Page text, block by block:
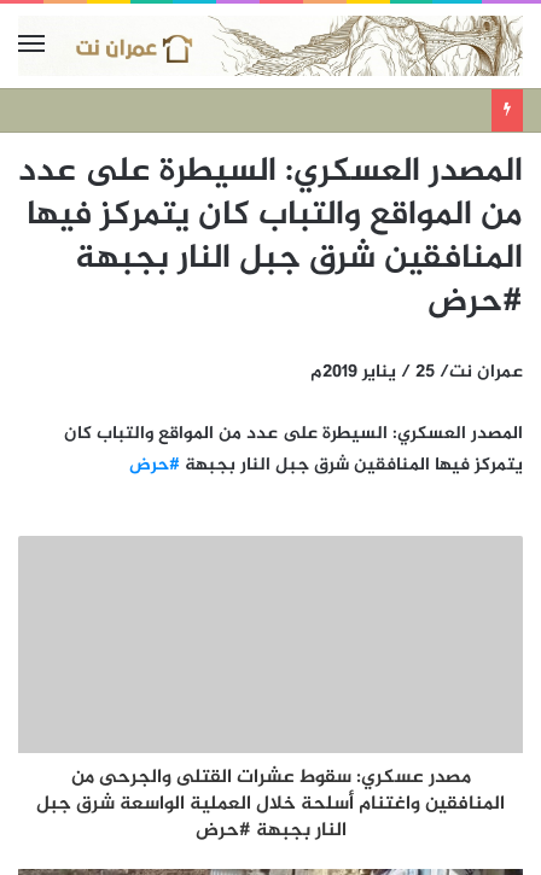
المصدر العسكري: السيطرة على عدد
من المواقع والتباب كان يتمركز فيها
المنافقين شرق جبل النار بجبهة
#حرض
عمران نت/ 25 / يناير 2019م
المصدر العسكري: السيطرة على عدد من المواقع والتباب كان
يتمركز فيها المنافقين شرق جبل النار بجبهة #حرض
مصدر عسكري: سقوط عشرات القتلى والجرحى من
المنافقين واغتنام أسلحة خلال العملية الواسعة شرق جبل
النار بجبهة #حرض